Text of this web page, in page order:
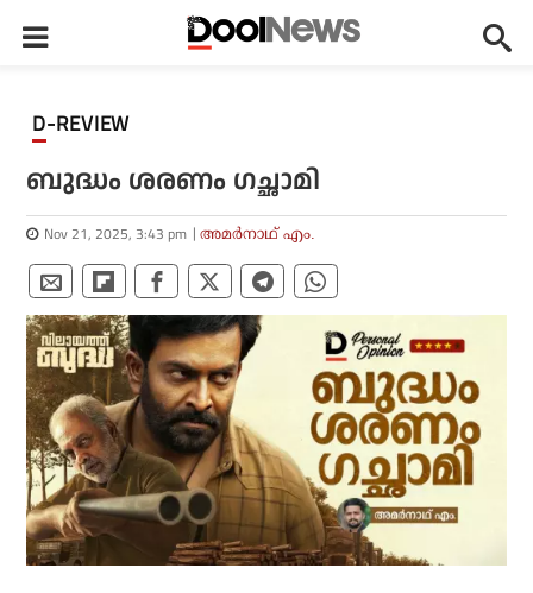
D-REVIEW
ബുദ്ധം ശരണം ഗച്ഛാമി
Nov 21, 2025, 3:43 pm അമര്‍നാഥ് എം.